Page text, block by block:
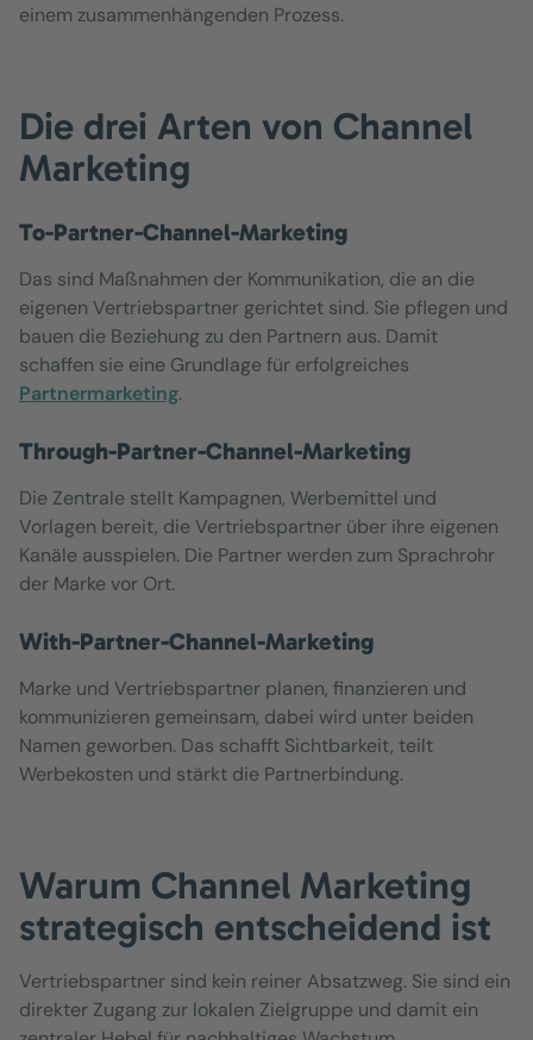
einem zusammenhängenden Prozess.
Die drei Arten von Channel
Marketing
To-Partner-Channel-Marketing
Das sind Maßnahmen der Kommunikation, die an die
eigenen Vertriebspartner gerichtet sind. Sie pflegen und
bauen die Beziehung zu den Partnern aus. Damit
schaffen sie eine Grundlage für erfolgreiches
Partnermarketing.
Through-Partner-Channel-Marketing
Die Zentrale stellt Kampagnen, Werbemittel und
Vorlagen bereit, die Vertriebspartner über ihre eigenen
Kanäle ausspielen. Die Partner werden zum Sprachrohr
der Marke vor Ort.
With-Partner-Channel-Marketing
Marke und Vertriebspartner planen, finanzieren und
kommunizieren gemeinsam, dabei wird unter beiden
Namen geworben. Das schafft Sichtbarkeit, teilt
Werbekosten und stärkt die Partnerbindung.
Warum Channel Marketing
strategisch entscheidend ist
Vertriebspartner sind kein reiner Absatzweg. Sie sind ein
direkter Zugang zur lokalen Zielgruppe und damit ein